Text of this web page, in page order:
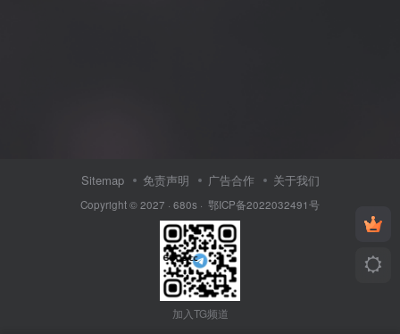
Sitemap 免责声明 广告合作 关于我们
Copyright © 2027 · 680s · 鄂ICP备2022032491号
加入TG频道